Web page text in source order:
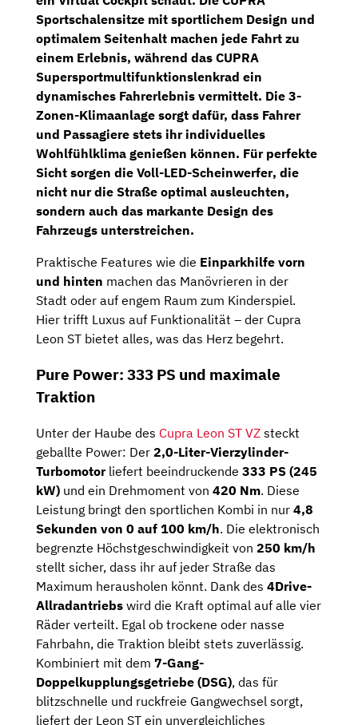
Sportschalensitze mit sportlichem Design und
optimalem Seitenhalt machen jede Fahrt zu
einem Erlebnis, während das CUPRA
Supersportmultifunktionslenkrad ein
dynamisches Fahrerlebnis vermittelt. Die 3-
Zonen-Klimaanlage sorgt dafür, dass Fahrer
und Passagiere stets ihr individuelles
Wohlfühlklima genießen können. Für perfekte
Sicht sorgen die Voll-LED-Scheinwerfer, die
nicht nur die Straße optimal ausleuchten,
sondern auch das markante Design des
Fahrzeugs unterstreichen.
Praktische Features wie die Einparkhilfe vorn
und hinten machen das Manövrieren in der
Stadt oder auf engem Raum zum Kinderspiel.
Hier trifft Luxus auf Funktionalität – der Cupra
Leon ST bietet alles, was das Herz begehrt.
Pure Power: 333 PS und maximale
Traktion
Unter der Haube des Cupra Leon ST VZ steckt
geballte Power: Der 2,0-Liter-Vierzylinder-
Turbomotorliefert beeindruckende 333 PS (245
kW) und ein Drehmoment von 420 Nm. Diese
Leistung bringt den sportlichen Kombi in nur 4,8
Sekunden von 0 auf 100 km/h. Die elektronisch
begrenzte Höchstgeschwindigkeit von 250 km/h
stellt sicher, dass ihr auf jeder Straße das
Maximum herausholen könnt. Dank des 4Drive-
Allradantriebs wird die Kraft optimal auf alle vier
Räder verteilt. Egal ob trockene oder nasse
Fahrbahn, die Traktion bleibt stets zuverlässig.
Kombiniert mit dem 7-Gang-
Doppelkupplungsgetriebe (DSG), das für
blitzschnelle und ruckfreie Gangwechsel sorgt,
liefert der Leon ST ein unvergleichliches